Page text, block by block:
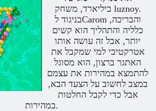
ביליארד, משחק luznoy.
בניגוד לCarom והבריכה,
כלליה והתהליך הוא קשים
יותר, אבל זה עושה אותו
אטרקטיבי למי שמקבל את
האתגר ברצון, הוא מסוגל
להתמצא במהירות את עצמם
במצב לחשוב על הצעד הבא,
אבל כדי לקבל החלטות
במהירות.